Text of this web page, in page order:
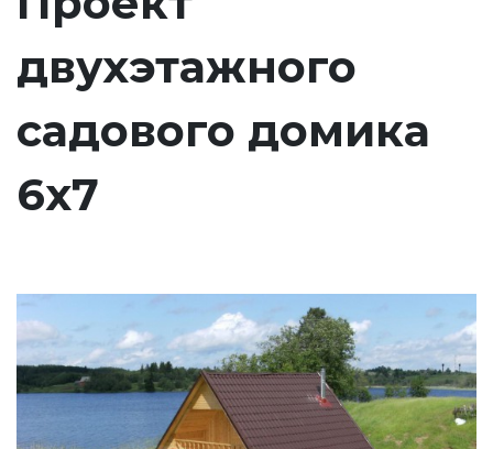
двухэтажного
садового домика
6х7